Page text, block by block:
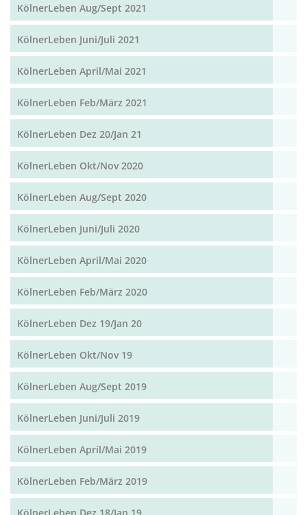
KölnerLeben Aug/Sept 2021
KölnerLeben Juni/Juli 2021
KölnerLeben April/Mai 2021
KölnerLeben Feb/März 2021
KölnerLeben Dez 20/Jan 21
KölnerLeben Okt/Nov 2020
KölnerLeben Aug/Sept 2020
KölnerLeben Juni/Juli 2020
KölnerLeben April/Mai 2020
KölnerLeben Feb/März 2020
KölnerLeben Dez 19/Jan 20
KölnerLeben Okt/Nov 19
KölnerLeben Aug/Sept 2019
KölnerLeben Juni/Juli 2019
KölnerLeben April/Mai 2019
KölnerLeben Feb/März 2019